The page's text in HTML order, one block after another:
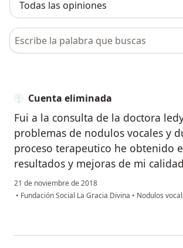
Busca en opiniones
Cuenta eliminada
Fui a la consulta de la doctora
problemas de nodulos vocales y
proceso terapeutico he obtenido
resultados y mejoras de mi
21 de noviembre de 2018
• Fundación Social La Gracia Divina • Nodulos